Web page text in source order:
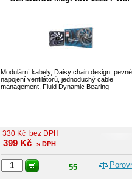
Modulární kabely, Daisy chain design, pevné
napojení ventilátorů, jednoduchý cable
management, Fluid Dynamic Bearing
330 Kč bez DPH
399 Kč s DPH
55